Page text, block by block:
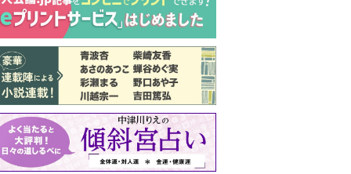
最新号
バックナンバー
注目トピ
結婚1か月で離婚を決めました。本当に
よかったのでしょうか